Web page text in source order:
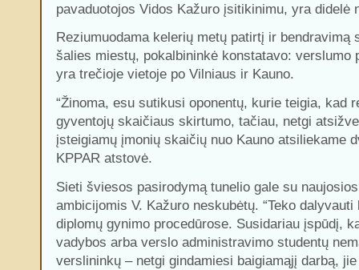
pavaduotojos Vidos Kažuro įsitikinimu, yra didelė
Reziumuodama kelerių metų patirtį ir bendravimą
šalies miestų, pokalbininkė konstatavo: verslumo
yra trečioje vietoje po Vilniaus ir Kauno.
“Žinoma, esu sutikusi oponentų, kurie teigia, kad
gyventojų skaičiaus skirtumo, tačiau, netgi
įsteigiamų įmonių skaičių nuo Kauno atsiliekame
KPPAR atstovė.
Sieti šviesos pasirodymą tunelio gale su
ambicijomis V. Kažuro neskubėtų. “Teko
diplomų gynimo procedūrose. Susidariau įspūdį,
vadybos arba verslo administravimo studentų
verslininkų – netgi gindamiesi baigiamąjį darbą,